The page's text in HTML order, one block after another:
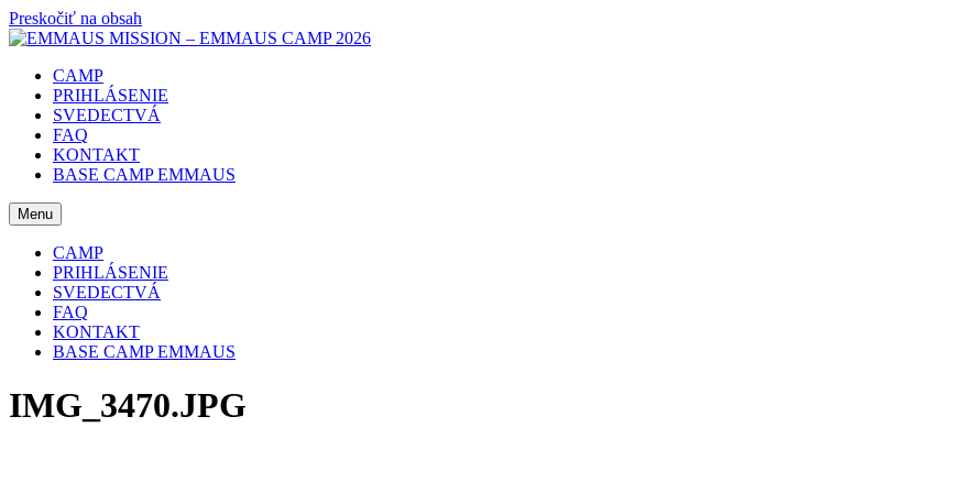
Preskočiť na obsah
CAMP
PRIHLÁSENIE
SVEDECTVÁ
FAQ
KONTAKT
BASE CAMP EMMAUS
Menu
CAMP
PRIHLÁSENIE
SVEDECTVÁ
FAQ
KONTAKT
BASE CAMP EMMAUS
IMG_3470.JPG